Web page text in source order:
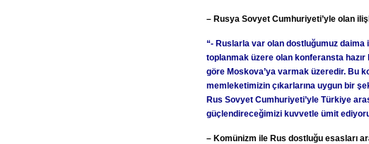
– Rusya Sovyet Cumhuriyeti’yle olan
“- Ruslarla var olan dostluğumuz
toplanmak üzere olan konferansta
göre Moskova’ya varmak üzeredir. Bu
memleketimizin çıkarlarına uygun bir
Rus Sovyet Cumhuriyeti’yle Türkiye
güçlendireceğimizi kuvvetle ümit
– Komünizm ile Rus dostluğu esasları